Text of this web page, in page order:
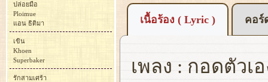
เนื้อร้อง ( Lyric ) คอร์
เพลง : กอดตัวเ
ปล่อยมือ
Ploimue
แอน ธิติมา
เขิน
Khoen
Superbaker
รักสามเศร้า